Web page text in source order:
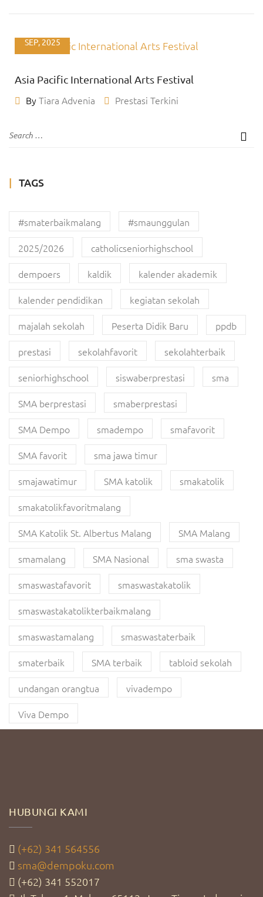
01
SEP, 2025
Asia Pacific International Arts Festival
By Tiara Advenia Prestasi Terkini
TAGS
#smaterbaikmalang
#smaunggulan
2025/2026
catholicseniorhighschool
dempoers
kaldik
kalender akademik
kalender pendidikan
kegiatan sekolah
majalah sekolah
Peserta Didik Baru
ppdb
prestasi
sekolahfavorit
sekolahterbaik
seniorhighschool
siswaberprestasi
sma
SMA berprestasi
smaberprestasi
SMA Dempo
smadempo
smafavorit
SMA favorit
sma jawa timur
smajawatimur
SMA katolik
smakatolik
smakatolikfavoritmalang
SMA Katolik St. Albertus Malang
SMA Malang
smamalang
SMA Nasional
sma swasta
smaswastafavorit
smaswastakatolik
smaswastakatolikterbaikmalang
smaswastamalang
smaswastaterbaik
smaterbaik
SMA terbaik
tabloid sekolah
undangan orangtua
vivadempo
Viva Dempo
HUBUNGI KAMI
(+62) 341 564556
sma@dempoku.com
(+62) 341 552017